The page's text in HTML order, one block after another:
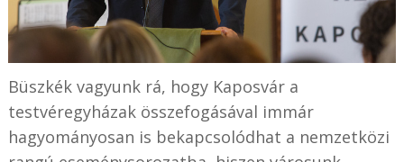
Büszkék vagyunk rá, hogy Kaposvár a
testvéregyházak összefogásával immár
hagyományosan is bekapcsolódhat a nemzetközi